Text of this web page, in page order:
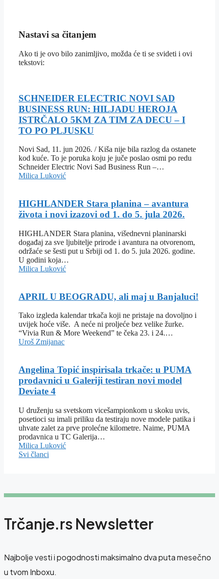
Nastavi sa čitanjem
Ako ti je ovo bilo zanimljivo, možda će ti se svideti i ovi
tekstovi:
SCHNEIDER ELECTRIC NOVI SAD
BUSINESS RUN: HILJADU HEROJA
ISTRČALO 5KM ZA TIM ZA DECU – I
TO PO PLJUSKU
Novi Sad, 11. jun 2026. / Kiša nije bila razlog da ostanete
kod kuće. To je poruka koju je juče poslao osmi po redu
Schneider Electric Novi Sad Business Run –…
Milica Luković
HIGHLANDER Stara planina – avantura
života i novi izazovi od 1. do 5. jula 2026.
HIGHLANDER Stara planina, višednevni planinarski
događaj za sve ljubitelje prirode i avantura na otvorenom,
održaće se šesti put u Srbiji od 1. do 5. jula 2026. godine.
U godini koja…
Milica Luković
APRIL U BEOGRADU, ali maj u Banjaluci!
Tako izgleda kalendar trkača koji ne pristaje na dovoljno i
uvijek hoće više. A neće ni proljeće bez velike žurke.
“Vivia Run & More Weekend” te čeka 23. i 24.…
Uroš Zmijanac
Angelina Topić inspirisala trkače: u PUMA
prodavnici u Galeriji testiran novi model
Deviate 4
U druženju sa svetskom vicešampionkom u skoku uvis,
posetioci su imali priliku da testiraju nove modele patika i
uhvate zalet za prve prolećne kilometre. Naime, PUMA
prodavnica u TC Galerija…
Milica Luković
Svi članci
Trčanje.rs Newsletter
Najbolje vesti i pogodnosti maksimalno dva puta mesečno
u tvom Inboxu.